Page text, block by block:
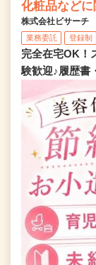
化粧品など
株式会社ビサーチ
業務委託 登録制
完全在宅OK！
験歓迎♪履歴書